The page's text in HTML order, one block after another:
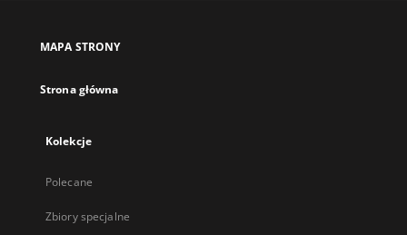
MAPA STRONY
Strona główna
Kolekcje
Polecane
Zbiory specjalne